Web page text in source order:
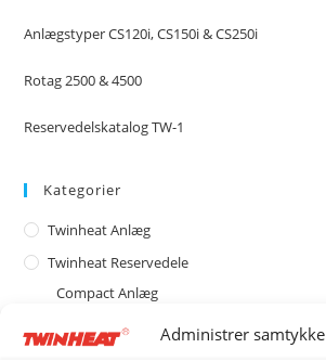
Administrer samtykke
Anlægstyper CS120i, CS150i & CS250i
Rotag 2500 & 4500
Reservedelskatalog TW-1
Kategorier
Twinheat Anlæg
Twinheat Reservedele
Compact Anlæg
Industri Anlæg